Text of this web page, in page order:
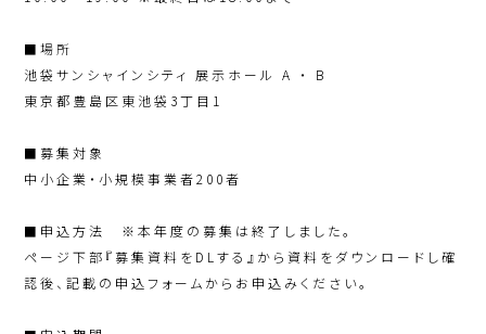
■場所
池袋サンシャインシティ 展示ホール A ・ B
東京都豊島区東池袋3丁目1
■募集対象
中小企業・小規模事業者200者
■申込方法 ※本年度の募集は終了しました。
ページ下部『募集資料をDLする』から資料をダウンロードし確
認後、記載の申込フォームからお申込みください。